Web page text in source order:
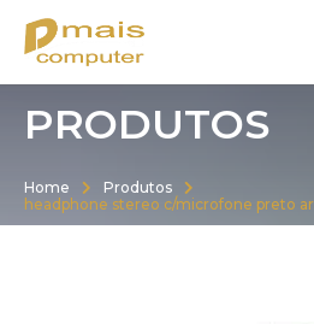
PRODUTOS
Home
Produtos
headphone stereo c/microfone preto